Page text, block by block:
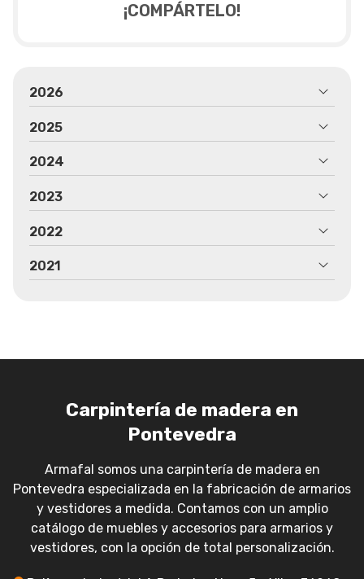
¡COMPÁRTELO!
2026
2025
2024
2023
2022
2021
Carpintería de madera en
Pontevedra
Armafal somos una carpintería de madera en
Pontevedra especializada en la fabricación de armarios
y vestidores a medida. Contamos con un amplio
catálogo de muebles y accesorios para armarios y
vestidores, con la opción de total personalización.